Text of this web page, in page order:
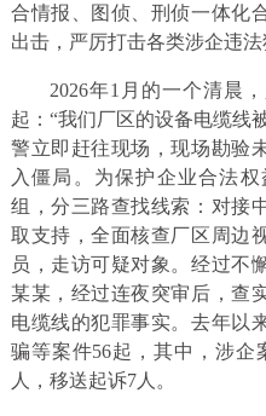
合情报、图侦、刑侦一体化
出击，严厉打击各类涉企违法
2026年1月的一个清晨
起：“我们厂区的设备电缆线
警立即赶往现场，现场勘验
入僵局。为保护企业合法
组，分三路查找线索：对接
取支持，全面核查厂区周边
员，走访可疑对象。经过不
某某，经过连夜突审后，查
电缆线的犯罪事实。去年以
骗等案件56起，其中，涉企
人，移送起诉7人。